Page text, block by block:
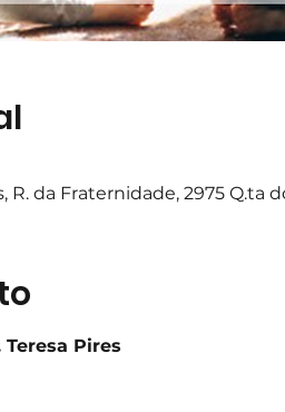
R. da Fraternidade, 2975 Q.ta
Teresa Pires